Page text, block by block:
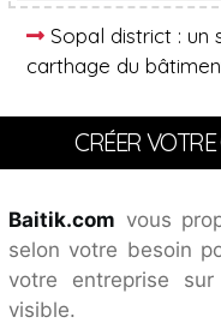
Sopal district : un
carthage du
CRÉER
Baitik.com vous
selon votre besoin
votre entreprise
visible.